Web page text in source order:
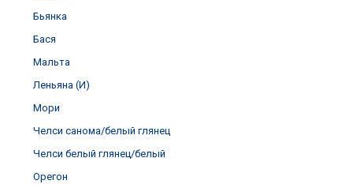
Бьянка
Бася
Мальта
Леньяна (И)
Мори
Челси санома/белый глянец
Челси белый глянец/белый
Орегон